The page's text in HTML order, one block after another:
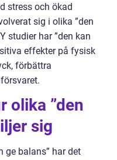
stress och ökad
sig i olika ”den
studier har ”den kan
effekter på fysisk
förbättra
olika ”den
sig
ge balans” har det